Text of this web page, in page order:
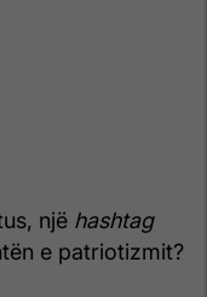
një hashtag
e patriotizmit?